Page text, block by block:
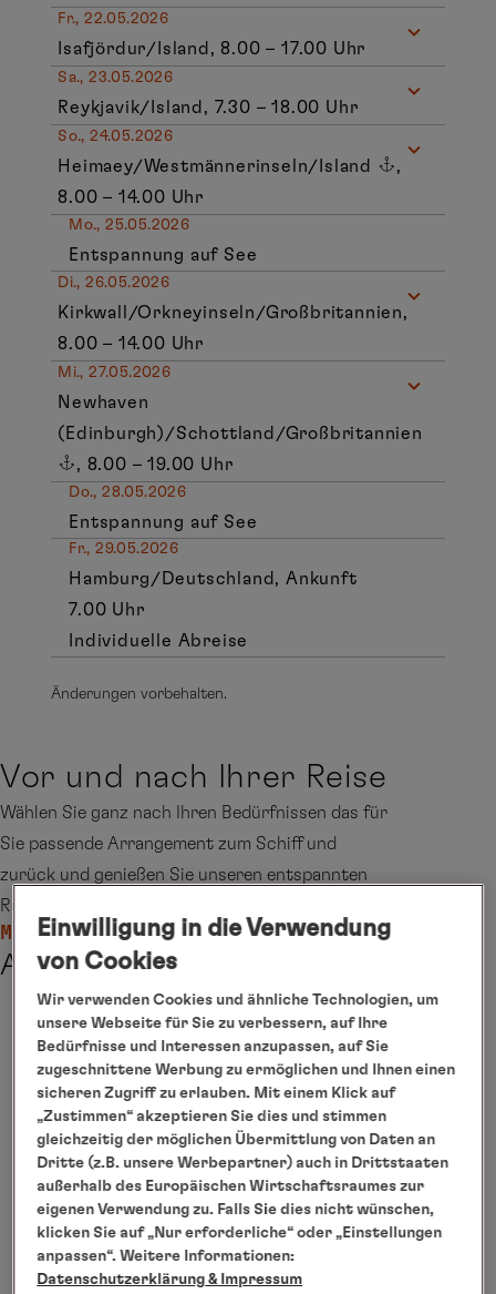
Fr., 22.05.2026
Isafjördur/Island, 8.00 – 17.00 Uhr
Sa., 23.05.2026
Reykjavik/Island, 7.30 – 18.00 Uhr
So., 24.05.2026
Heimaey/Westmännerinseln/Island
,
8.00 – 14.00 Uhr
Mo., 25.05.2026
Entspannung auf See
Di., 26.05.2026
Kirkwall/Orkneyinseln/Großbritannien,
8.00 – 14.00 Uhr
Mi., 27.05.2026
Newhaven
(Edinburgh)/Schottland/Großbritannien
, 8.00 – 19.00 Uhr
Do., 28.05.2026
Entspannung auf See
Fr., 29.05.2026
Hamburg/Deutschland, Ankunft
7.00 Uhr
Individuelle Abreise
Änderungen vorbehalten.
Vor und nach Ihrer Reise
Wählen Sie ganz nach Ihren Bedürfnissen das für
Sie passende Arrangement zum Schiff und
zurück und genießen Sie unseren entspannten
Rundum-Service.
Mehr lesen
Anreise
Maßgeschneidert
Einwilligung in die Verwendung
von Cookies
Wir verwenden Cookies und ähnliche Technologien, um
unsere Webseite für Sie zu verbessern, auf Ihre
Bedürfnisse und Interessen anzupassen, auf Sie
zugeschnittene Werbung zu ermöglichen und Ihnen einen
sicheren Zugriff zu erlauben. Mit einem Klick auf
„Zustimmen“ akzeptieren Sie dies und stimmen
gleichzeitig der möglichen Übermittlung von Daten an
Dritte (z.B. unsere Werbepartner) auch in Drittstaaten
außerhalb des Europäischen Wirtschaftsraumes zur
eigenen Verwendung zu. Falls Sie dies nicht wünschen,
klicken Sie auf „Nur erforderliche“ oder „Einstellungen
anpassen“. Weitere Informationen:
Datenschutzerklärung & Impressum